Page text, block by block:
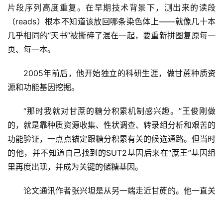
片段序列高度重复。在早期技术背景下，测出来的读段
（reads）根本不知道该放回哪条染色体上——就像几十本
几乎相同的“天书”被撕碎了混在一起，要重新拼图复原每一
页、每一本。
2005年前后，他开始独立的科研生涯，做甘蔗种质资
源和功能基因挖掘。
“那时我就对甘蔗的糖分积累机制感兴趣。”王俊刚做
的，就是靠种质资源收集、性状调查、转录组分析和艰苦的
功能验证，一点点锚定跟糖分积累有关的候选通路。但当时
的他，并不知道自己找到的SUT2基因后来在“蔗王”基因组
里再度出现，并成为关键的储糖基因。
论文通讯作者张兴坦是从另一端走近甘蔗的。他一直关